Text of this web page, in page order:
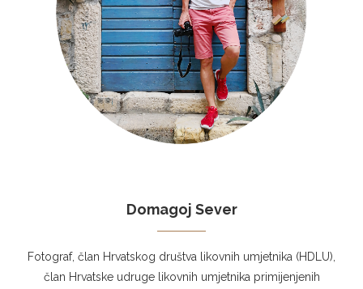
Domagoj Sever
Fotograf, član Hrvatskog društva likovnih umjetnika (HDLU),
član Hrvatske udruge likovnih umjetnika primijenjenih